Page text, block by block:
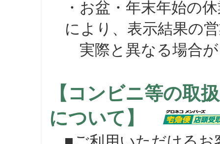
・お盆・年末年始の
により、表示結果の
実際と異なる場合が
【コンビニ等の取
について】